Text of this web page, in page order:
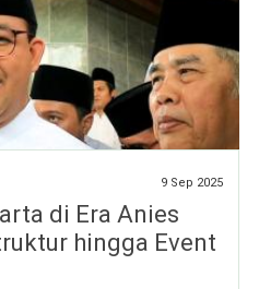
9 Sep 2025
di Era Anies
hingga Event